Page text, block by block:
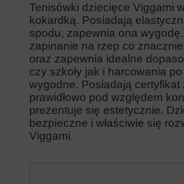
Tenisówki dziecięce Viggami
kokardką. Posiadają
spodu, zapewnia ona
zapinanie na rzep co
oraz zapewnia idealne
czy szkoły jak i harcowania
wygodne. Posiadają
prawidłowo pod względem
prezentuje się estetycznie.
bezpieczne i właściwie się
Viggami.